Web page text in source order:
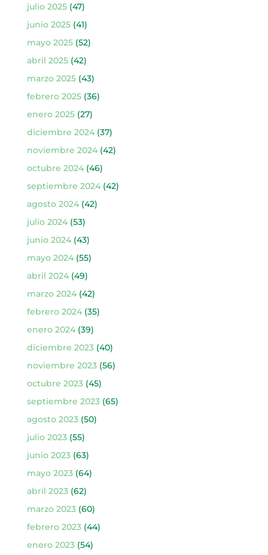
julio 2025(47)
junio 2025(41)
mayo 2025(52)
abril 2025(42)
marzo 2025(43)
febrero 2025(36)
enero 2025(27)
diciembre 2024(37)
noviembre 2024(42)
octubre 2024(46)
septiembre 2024(42)
agosto 2024(42)
julio 2024(53)
junio 2024(43)
mayo 2024(55)
abril 2024(49)
marzo 2024(42)
febrero 2024(35)
enero 2024(39)
diciembre 2023(40)
noviembre 2023(56)
octubre 2023(45)
septiembre 2023(65)
agosto 2023(50)
julio 2023(55)
junio 2023(63)
mayo 2023(64)
abril 2023(62)
marzo 2023(60)
febrero 2023(44)
enero 2023(54)